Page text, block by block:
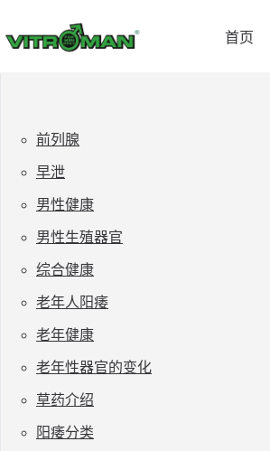
过
容
首页
前列腺
早泄
男性健康
男性生殖器官
综合健康
老年人阳痿
老年健康
老年性器官的变化
草药介绍
阳痿分类